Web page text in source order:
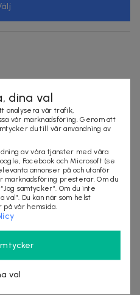
direkt:
för inomhusbruk –
dina val
analysera vår trafik,
vår marknadsföring. Genom att
du till vår användning av
av våra tjänster med våra
Facebook och Microsoft (se
annonser på och utanför
marknadsföring presterar. Om du
samtycker”. Om du inte
val”. Du kan när som helst
vår hemsida.
val